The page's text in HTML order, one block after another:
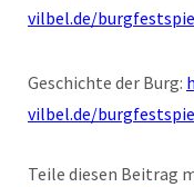
vilbel.de/
Geschichte der Burg:
vilbel.de/
Teile diesen Beitrag